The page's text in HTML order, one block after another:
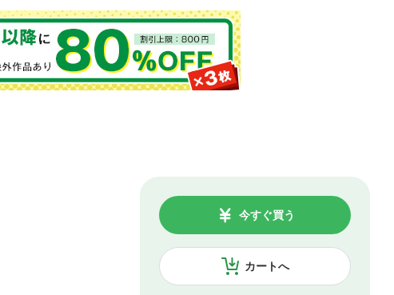
カートへ
今すぐ買う